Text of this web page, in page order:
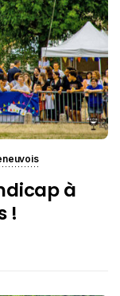
à
!